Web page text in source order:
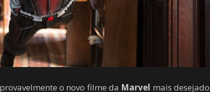
o novo filme da Marvel mais desejado